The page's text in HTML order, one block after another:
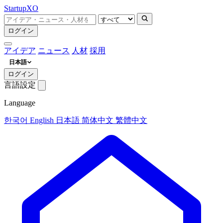
StartupXO
ログイン
アイデア ニュース 人材 採用
日本語
ログイン
言語設定
Language
한국어 English 日本語 简体中文 繁體中文